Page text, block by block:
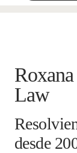
desde
Law